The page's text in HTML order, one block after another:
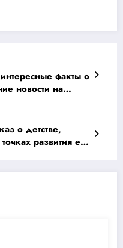
факты о
новости на
о детстве,
развития ее